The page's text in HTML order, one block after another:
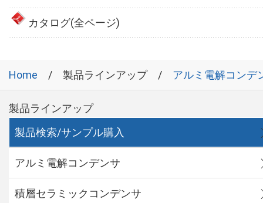
カタログ(全ページ)
Home 製品ラインアップ アルミ電解コンデ
製品ラインアップ
製品検索/サンプル購入
アルミ電解コンデンサ
積層セラミックコンデンサ